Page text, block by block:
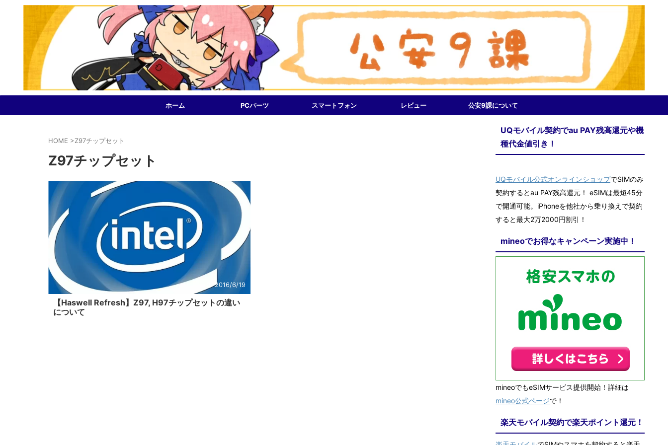
ホーム PCパーツ スマートフォン レビュー 公安9課について
HOME >Z97チップセット
Z97チップセット
2016/6/19
【Haswell Refresh】Z97, H97チップセットの違い
について
UQモバイル契約でau PAY残高還元や機
種代金値引き！
UQモバイル公式オンラインショップでSIMのみ
契約するとau PAY残高還元！ eSIMは最短45分
で開通可能。iPhoneを他社から乗り換えで契約
すると最大2万2000円割引！
mineoでお得なキャンペーン実施中！
mineoでもeSIMサービス提供開始！詳細は
mineo公式ページで！
楽天モバイル契約で楽天ポイント還元！